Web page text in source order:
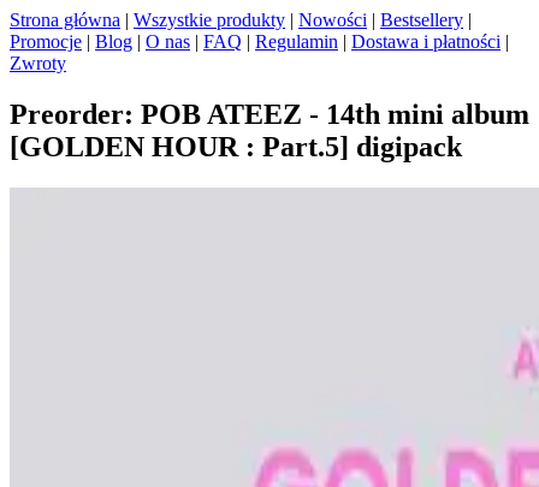
Strona główna | Wszystkie produkty | Nowości | Bestsellery |
Promocje | Blog | O nas | FAQ | Regulamin | Dostawa i płatności |
Zwroty
Preorder: POB ATEEZ - 14th mini album
[GOLDEN HOUR : Part.5] digipack